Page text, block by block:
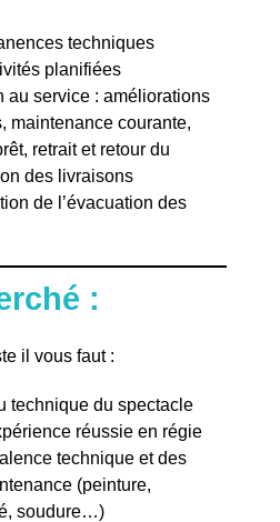
techniques
planifiées
service : améliorations
maintenance courante,
retrait et retour du
des livraisons
de l’évacuation des
:
il vous faut :
du spectacle
réussie en régie
technique et des
(peinture,
soudure…)